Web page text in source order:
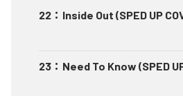
22 ： Inside Out (SPED UP
23 ： Need To Know (SPED